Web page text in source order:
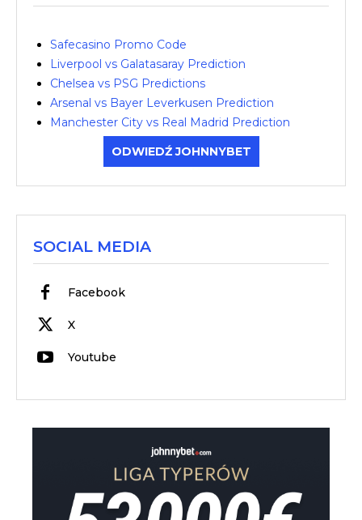
Safecasino Promo Code
Liverpool vs Galatasaray Prediction
Chelsea vs PSG Predictions
Arsenal vs Bayer Leverkusen Prediction
Manchester City vs Real Madrid Prediction
ODWIEDŹ JOHNNYBET
SOCIAL MEDIA
Facebook
X
Youtube